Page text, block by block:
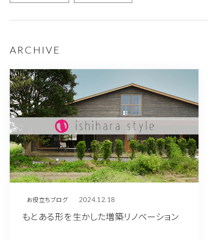
ARCHIVE
お役立ちブログ 2024.12.18
もとある形を生かした増築リノベーション